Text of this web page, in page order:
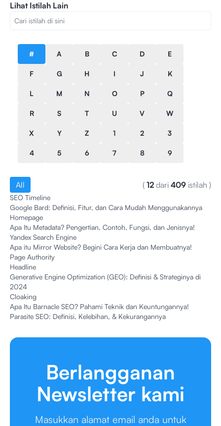
Lihat Istilah Lain
# A B C D E
F G H I J K
L M N O P Q
R S T U V W
X Y Z 1 2 3
4 5 6 7 8 9
All ( 12 dari 409 istilah )
SEO Timeline
Google Bard: Definisi, Fitur, dan Cara Mudah Menggunakannya
Homepage
Apa Itu Metadata? Pengertian, Contoh, Fungsi, dan Jenisnya!
Yandex Search Engine
Apa itu Mirror Website? Begini Cara Kerja dan Membuatnya!
Page Authority
Headline
Generative Engine Optimization (GEO): Definisi & Strateginya di
2024
Cloaking
Apa Itu Barnacle SEO? Pahami Teknik dan Keuntungannya!
Parasite SEO: Definisi, Kelebihan, & Kekurangannya
Berlangganan
Newsletter kami
Masukkan alamat email anda untuk